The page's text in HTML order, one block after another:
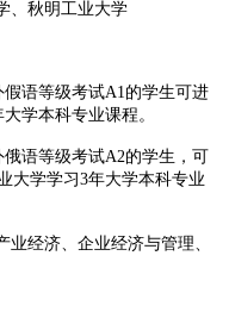
、秋明工业大学
语等级考试A1的学生可进
学本科专业课程。
语等级考试A2的学生，可
大学学习3年大学本科专业
业经济、企业经济与管理、